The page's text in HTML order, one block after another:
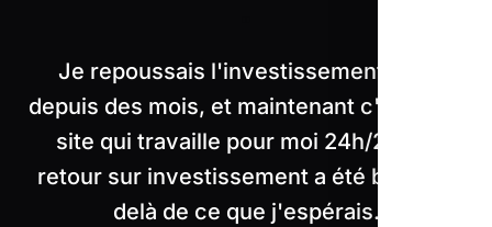
Je repoussais l'investissement web
depuis des mois, et maintenant c'est mon
site qui travaille pour moi 24h/24. Le
retour sur investissement a été bien au-
delà de ce que j'espérais.